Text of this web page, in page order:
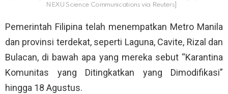
NEXU Science Communications via Reuters]
Pemerintah Filipina telah menempatkan Metro Manila
dan provinsi terdekat, seperti Laguna, Cavite, Rizal dan
Bulacan, di bawah apa yang mereka sebut “Karantina
Komunitas yang Ditingkatkan yang Dimodifikasi”
hingga 18 Agustus.